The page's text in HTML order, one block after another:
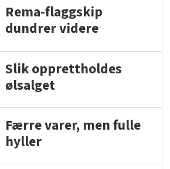
Rema-flaggskip
dundrer videre
Slik opprettholdes
ølsalget
Færre varer, men fulle
hyller